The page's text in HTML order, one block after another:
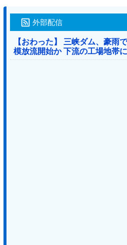
外部配信
【おわった】 三峡ダム、豪雨
模放流開始か 下流の工場地帯
る